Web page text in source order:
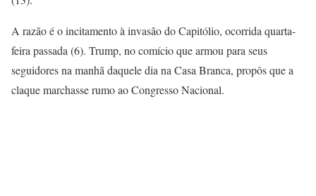
A razão é o incitamento à invasão do Capitólio, ocorrida quarta-
feira passada (6). Trump, no comício que armou para seus
seguidores na manhã daquele dia na Casa Branca, propôs que a
claque marchasse rumo ao Congresso Nacional.